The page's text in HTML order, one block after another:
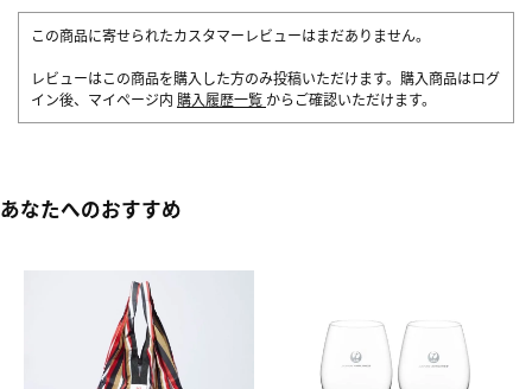
この商品に寄せられたカスタマーレビューはまだありません。
レビューはこの商品を購入した方のみ投稿いただけます。購入商品はログ
イン後、マイページ内 購入履歴一覧 からご確認いただけます。
あなたへのおすすめ